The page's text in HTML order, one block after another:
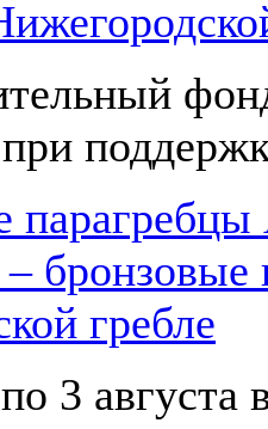
гребле
3 августа